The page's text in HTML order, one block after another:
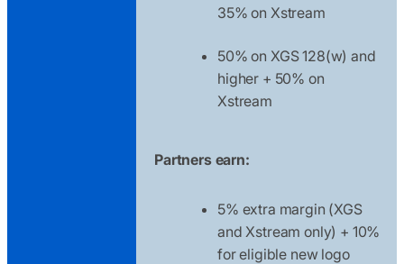
35% on Xstream
50% on XGS 128(w) and
higher + 50% on
Xstream
Partners earn:
5% extra margin (XGS
and Xstream only) + 10%
for eligible new logo